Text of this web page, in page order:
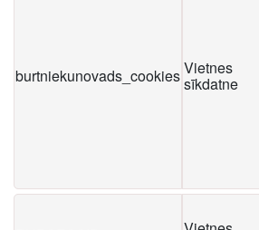
burtniekunovads_cookiesVietnes
sīkdatne